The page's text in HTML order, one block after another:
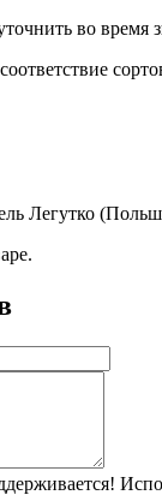
во время
соответствие
Легутко